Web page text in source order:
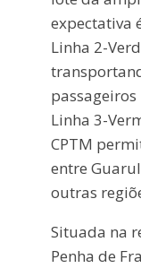
expectativa
Linha 2-
Linha 3-
CPTM
entre
outras
Situada na
Penha de